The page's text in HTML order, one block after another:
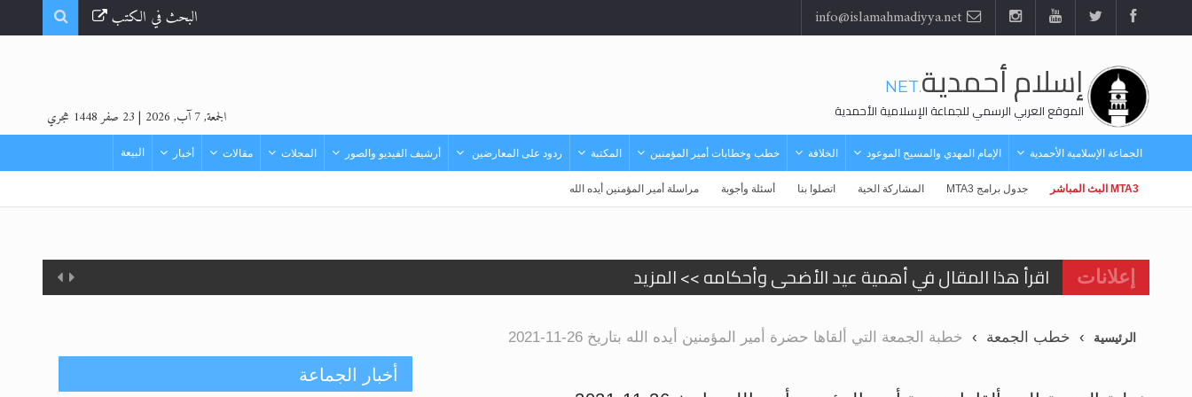
البحث في الكتب
إسلام أحمدية.NET
الموقع العربي الرسمي للجماعة الإسلامية الأحمدية الجمعة, 7 آب, 2026 | 23 صفر 1448 هجري
الجماعة الإسلامية الأحمدية الإمام المهدي والمسيح الموعود الخلافة خطب وخطابات أمير المؤمنين المكتبة ردود على المعارضين أرشيف الفيديو والصور المجلات مقالات أخبار البيعة
MTA3 البث المباشر جدول برامج MTA3 المشاركة الحية اتصلوا بنا أسئلة وأجوبة مراسلة أمير المؤمنين أيده الله
إعلانات
اقرأ هذا المقال في أهمية عيد الأضحى وأحكامه >> المزيد
تعميم هامّ لأفراد الجماعة >> المزيد
الرئيسية خطب الجمعة خطبة الجمعة التي ألقاها حضرة أمير المؤمنين أيده الله بتاريخ 26-11-2021
أخبار الجماعة